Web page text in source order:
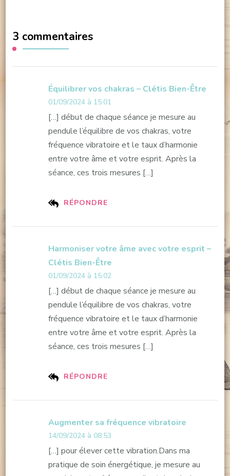
3 commentaires
Équilibrer vos chakras – Clétis Bien-Être
01/09/2024 à 15:01
RÉPONDRE
[…] début de chaque séance je mesure au
pendule l’équilibre de vos chakras, votre
fréquence vibratoire et le taux d’harmonie
entre votre âme et votre esprit. Après la
séance, ces trois mesures […]
Harmoniser votre âme avec votre esprit –
Clétis Bien-Être
01/09/2024 à 15:02
RÉPONDRE
[…] début de chaque séance je mesure au
pendule l’équilibre de vos chakras, votre
fréquence vibratoire et le taux d’harmonie
entre votre âme et votre esprit. Après la
séance, ces trois mesures […]
Augmenter sa fréquence vibratoire
14/09/2024 à 08:53
[…] pour élever cette vibration.Dans ma
pratique de soin énergétique, je mesure au